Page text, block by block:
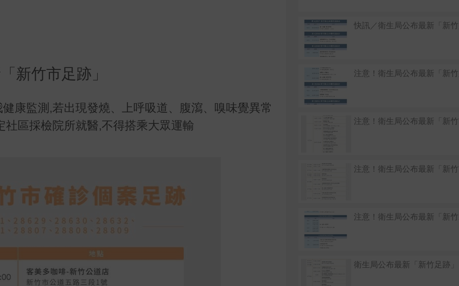
新竹市足跡」
康監測,若出現發燒、上呼吸道、腹瀉、嗅味覺異常
區採檢院所就醫,不得搭乘大眾運輸
快訊／衛生局公布最新「新
注意！衛生局公布最新「新
注意！衛生局公布最新「新
注意！衛生局公布最新「新
注意！衛生局公布最新「新
衛生局公布最新「新竹足跡」